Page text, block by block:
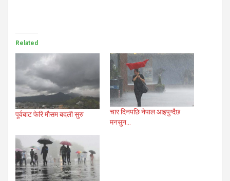
Related
पूर्वबाट फेरि मौसम बदली सुरु
चार दिनपछि नेपाल आइपुग्दैछ
मनसुन…